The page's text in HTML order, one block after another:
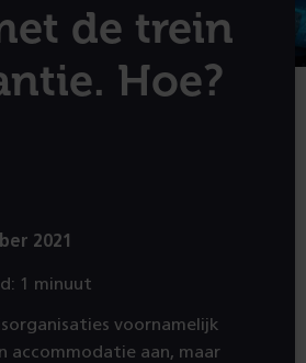
de trein
Hoe?
2021
1 minuut
voornamelijk
accommodatie aan, maar